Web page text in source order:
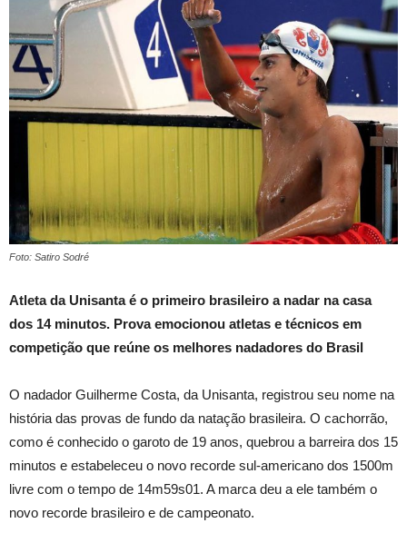
Foto: Satiro Sodré
Atleta da Unisanta é o primeiro brasileiro a nadar na casa
dos 14 minutos. Prova emocionou atletas e técnicos em
competição que reúne os melhores nadadores do Brasil
O nadador Guilherme Costa, da Unisanta, registrou seu nome na
história das provas de fundo da natação brasileira. O cachorrão,
como é conhecido o garoto de 19 anos, quebrou a barreira dos 15
minutos e estabeleceu o novo recorde sul-americano dos 1500m
livre com o tempo de 14m59s01. A marca deu a ele também o
novo recorde brasileiro e de campeonato.